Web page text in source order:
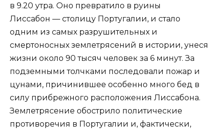
в 9.20 утра. Оно превратило в руины
Лиссабон — столицу Португалии, и стало
одним из самых разрушительных и
смертоносных землетрясений в истории, унеся
жизни около 90 тысяч человек за 6 минут. За
подземными толчками последовали пожар и
цунами, причинившее особенно много бед в
силу прибрежного расположения Лиссабона.
Землетрясение обострило политические
противоречия в Португалии и, фактически,